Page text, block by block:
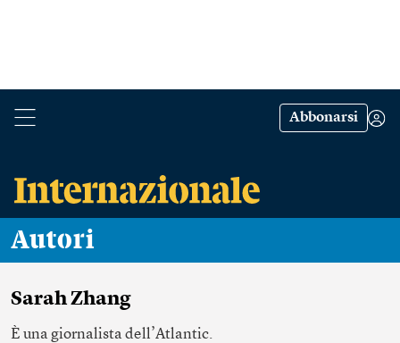
Abbonarsi
Autori
Sarah Zhang
È una giornalista dell’Atlantic.